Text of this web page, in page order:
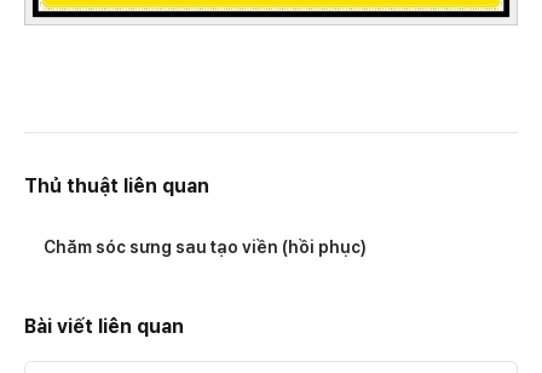
Thủ thuật liên quan
Chăm sóc sưng sau tạo viền (hồi phục)
Bài viết liên quan